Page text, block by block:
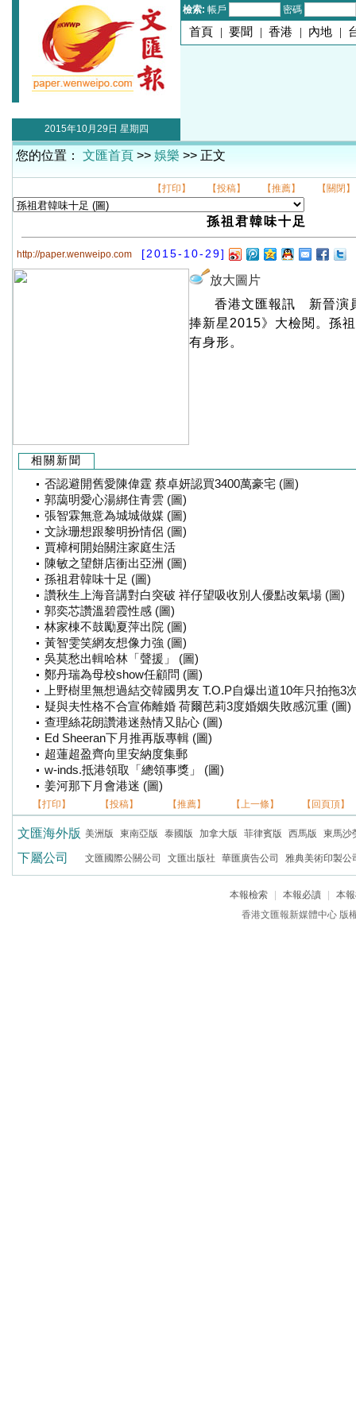
檢索: 帳戶 密碼
首頁 | 要聞 | 香港 | 內地 |
2015年10月29日 星期四
您的位置： 文匯首頁 >> 娛樂 >> 正文
【打印】 【投稿】 【推薦】 【關閉】
孫祖君韓味十足
http://paper.wenweipo.com [2015-10-29]
放大圖片
香港文匯報訊 新晉演
捧新星2015》大檢閱。孫
有身形。
相關新聞
否認避開舊愛陳偉霆 蔡卓妍認買3400萬豪宅 (圖)
郭藹明愛心湯綁住青雲 (圖)
張智霖無意為城城做媒 (圖)
文詠珊想跟黎明扮情侶 (圖)
賈樟柯開始關注家庭生活
陳敏之望餅店衝出亞洲 (圖)
孫祖君韓味十足 (圖)
讚秋生上海音講對白突破 祥仔望吸收別人優點改氣場 (圖)
郭奕芯讚溫碧霞性感 (圖)
林家棟不鼓勵夏萍出院 (圖)
黃智雯笑網友想像力強 (圖)
吳莫愁出輯哈林「聲援」 (圖)
鄭丹瑞為母校show任顧問 (圖)
上野樹里無想過結交韓國男友 T.O.P自爆出道10年只拍拖3
疑與夫性格不合宣佈離婚 荷爾芭莉3度婚姻失敗感沉重 (圖)
查理絲花朗讚港迷熱情又貼心 (圖)
Ed Sheeran下月推再版專輯 (圖)
超蓮超盈齊向里安納度集郵
w-inds.抵港領取「總領事獎」 (圖)
姜河那下月會港迷 (圖)
【打印】 【投稿】 【推薦】 【上一條】 【回頁頂】
文匯海外版 美洲版 東南亞版 泰國版 加拿大版 菲律賓版 西馬版 東馬沙
下屬公司 文匯國際公關公司 文匯出版社 華匯廣告公司 雅典美術印製公
本報檢索 本報必讀
本
香港文匯報新媒體中心 版